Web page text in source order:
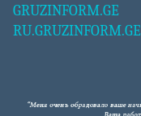
GRUZINFORM.GE
RU.GRUZINFORM.GE